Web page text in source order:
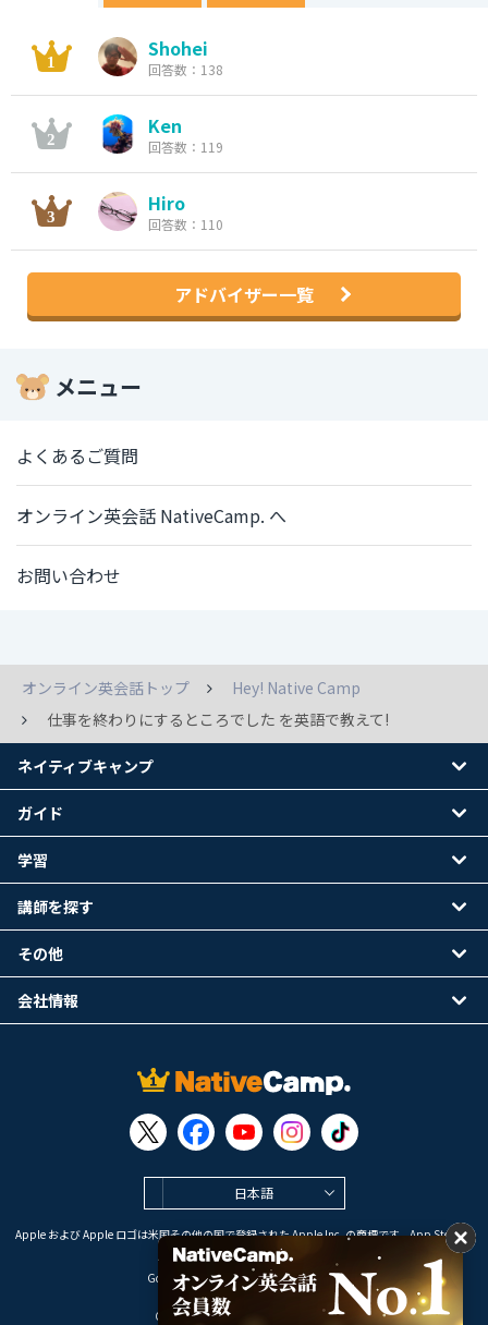
Shohei
回答数：138
Ken
回答数：119
Hiro
回答数：110
アドバイザー一覧
メニュー
よくあるご質問
オンライン英会話 NativeCamp. へ
お問い合わせ
オンライン英会話トップ
Hey! Native Camp
仕事を終わりにするところでした を英語で教えて!
日本語
Apple および Apple ロゴは米国その他の国で登録された Apple Inc. の商標です。App Store は
Apple Inc. のサービスマークです。
Google Play は Google LLC の商標です。
Copyright © 2026 オンライン英会話
ネイティブキャンプ
ガイド
学習
講師を探す
その他
会社情報